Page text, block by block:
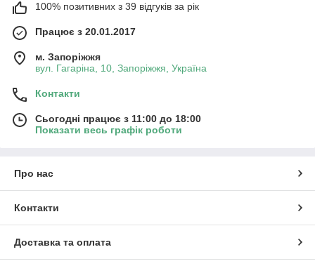
100% позитивних з 39 відгуків за рік
Працює з 20.01.2017
м. Запоріжжя
вул. Гагаріна, 10, Запоріжжя, Україна
Контакти
Сьогодні працює з 11:00 до 18:00
Показати весь графік роботи
Про нас
Контакти
Доставка та оплата